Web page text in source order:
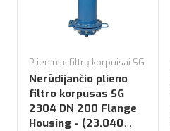
Plieniniai filtrų korpuisai SG
Nerūdijančio plieno
filtro korpusas SG
2304 DN 200 Flange
Housing - (23.040